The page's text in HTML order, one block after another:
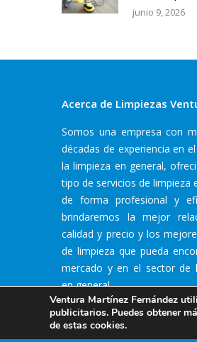
junio 9, 2026
Acerca de Limpiezas
Somos una empresa con
décadas de experiencia en
la limpieza en general,
tipo de servicios de limpieza
de forma profesional y
brindaremos la mejor
calidad y precio y los
de limpieza que pueda
mercado y en el sector de
en general.
Ventura Martínez Fernández
publicitarios. Puedes obtener
de estas cookies.